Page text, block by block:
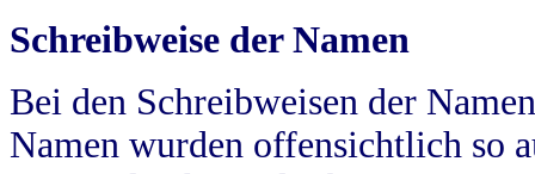
Schreibweise der Namen
Bei den Schreibweisen der
Namen wurden offensichtlich so